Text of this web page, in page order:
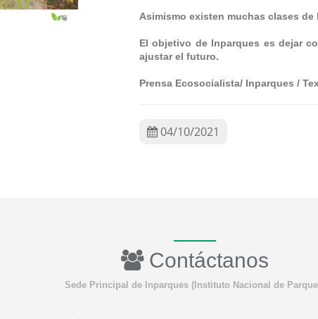
Asimismo existen muchas clases
El objetivo de Inparques es dejar
ajustar el futuro.
Prensa Ecosocialista/ Inparques /
04/10/2021
Contáctanos
Sede Principal de Inparques (Instituto Nacional de